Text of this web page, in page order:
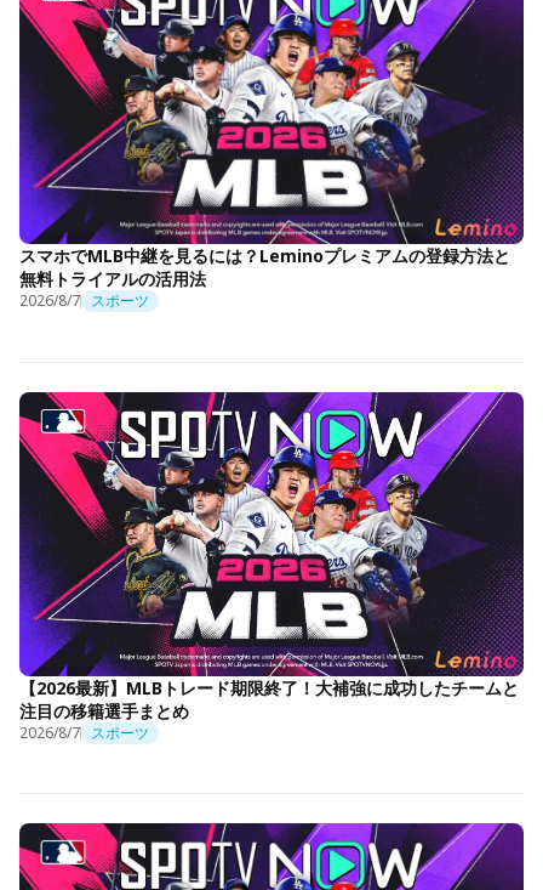
スマホでMLB中継を見るには？Leminoプレミアムの登録方法と
無料トライアルの活用法
2026/8/7 スポーツ
【2026最新】MLBトレード期限終了！大補強に成功したチームと
注目の移籍選手まとめ
2026/8/7 スポーツ